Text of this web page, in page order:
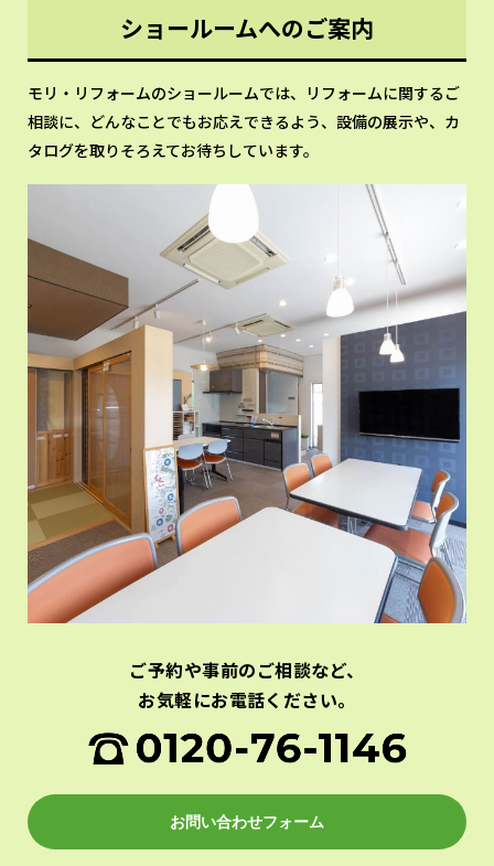
ショールームへのご案内
モリ・リフォームのショールームでは、リフォームに関するご
相談に、どんなことでもお応えできるよう、設備の展示や、カ
タログを取りそろえてお待ちしています。
ご予約や事前のご相談など、
お気軽にお電話ください。
お問い合わせフォーム